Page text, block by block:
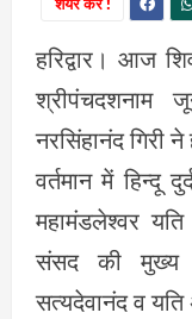
हरिद्वार। आज
श्रीपंचदशनाम
नरसिंहानंद गिरी
वर्तमान में हिन्दू
महामंडलेश्वर
संसद की मुख्य
सत्यदेवानंद व